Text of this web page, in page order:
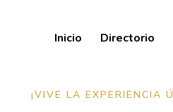
Inicio Directorio
¡VIVE LA EXPERIENCIA